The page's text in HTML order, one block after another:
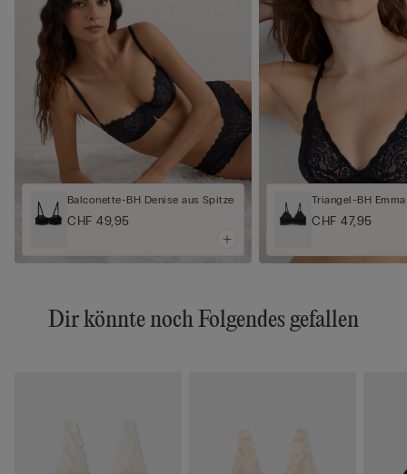
Balconette-BH Denise aus Spitze
CHF 49,95
Triangel-BH
CHF 47,95
Dir könnte noch Folgendes gefallen